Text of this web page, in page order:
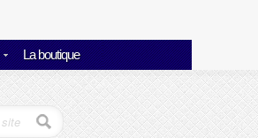
La boutique